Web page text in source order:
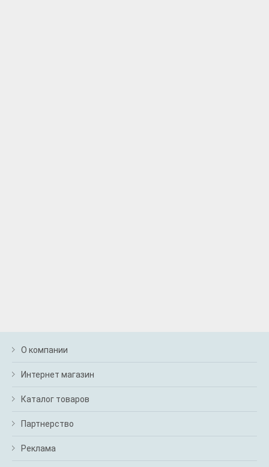
О компании
Интернет магазин
Каталог товаров
Партнерство
Реклама